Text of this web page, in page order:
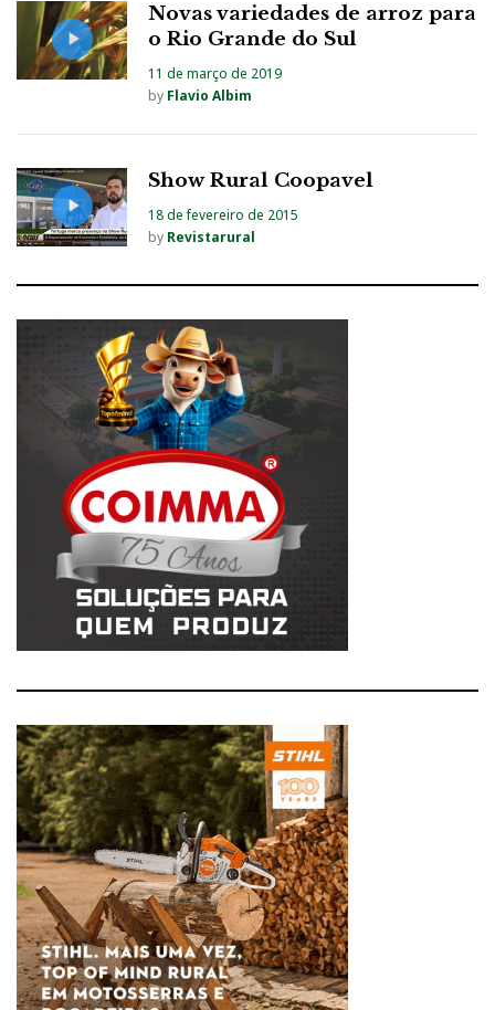
Novas variedades de arroz para
o Rio Grande do Sul
11 de março de 2019
by Flavio Albim
Show Rural Coopavel
18 de fevereiro de 2015
by Revistarural